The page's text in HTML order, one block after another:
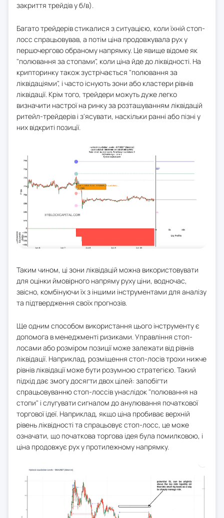
закриття трейдів у б/в).
Багато трейдерів стикалися з ситуацією, коли їхній стоп-
лосс спрацьовував, а потім ціна продовжувала рух у
першочергово обраному напрямку. Це явище відоме як
"полювання за стопами", коли ціна йде до ліквідності. На
крипторинку також зустрічається "полювання за
ліквідаціями", і часто існують зони або кластери рівнів
ліквідації. Крім того, трейдери можуть дуже легко
визначити настрої на ринку за розташуванням ліквідацій
ритейл-трейдерів і з'ясувати, наскільки ранні або пізні у
них відкриті позиції.
Таким чином, ці зони ліквідацій можна використовувати
для оцінки ймовірного напряму руху ціни, водночас,
звісно, комбінуючи їх з іншими інструментами для аналізу
та підтвердження своїх прогнозів.
Ще одним способом використання цього інструменту є
допомога в менеджменті ризиками. Управління стоп-
лосами або розміром позиції може залежати від рівнів
ліквідації. Наприклад, розміщення стоп-лосів трохи нижче
рівнів ліквідації може бути розумною стратегією. Такий
підхід дає змогу досягти двох цілей: запобігти
спрацьовуванню стоп-лоссів унаслідок "полювання на
стопи" і слугувати сигналом до анулювання початкової
торгової ідеї. Наприклад, якщо ціна пробиває верхній
рівень ліквідності та спрацьовує стоп-лосс, це може
означати, що початкова торгова ідея була помилковою, і
ціна продовжує рух у протилежному напрямку.